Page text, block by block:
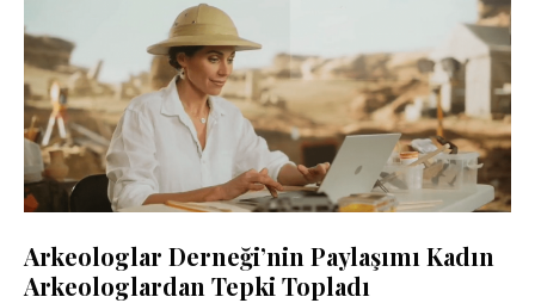
Arkeologlar Derneği’nin Paylaşımı Kadın
Arkeologlardan Tepki Topladı